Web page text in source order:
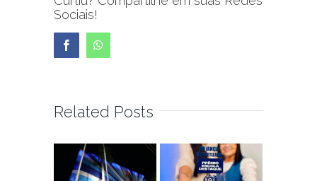
Sociais!
Facebook
Related Posts